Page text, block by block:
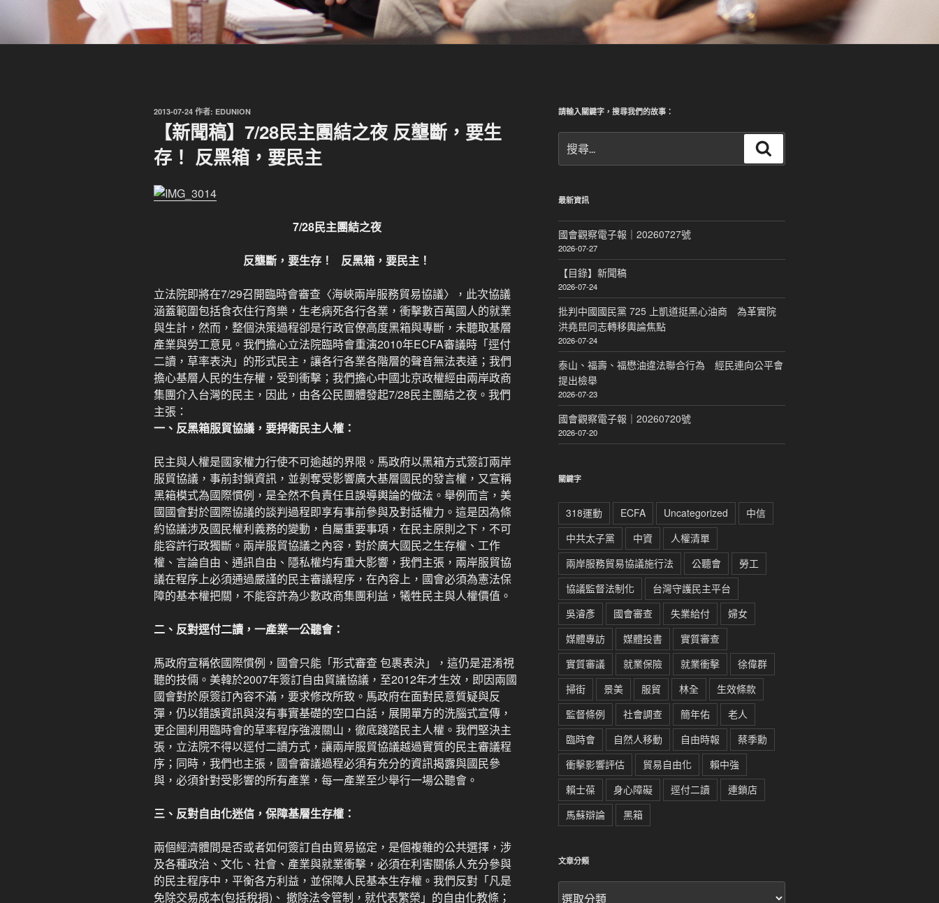
發
2013-07-24 作者: EDUNION
【新聞稿】7/28民主團結之夜 反壟斷，要生
存！ 反黑箱，要民主
7/28民主團結之夜
反壟斷，要生存！ 反黑箱，要民主！
立法院即將在7/29召開臨時會審查〈海峽兩岸服務貿易協議〉，此次協議
涵蓋範圍包括食衣住行育樂，生老病死各行各業，衝擊數百萬國人的就業
與生計，然而，整個決策過程卻是行政官僚高度黑箱與專斷，未聽取基層
產業與勞工意見。我們擔心立法院臨時會重演2010年ECFA審議時「逕付
二讀，草率表決」的形式民主，讓各行各業各階層的聲音無法表達；我們
擔心基層人民的生存權，受到衝擊；我們擔心中國北京政權經由兩岸政商
集團介入台灣的民主，因此，由各公民團體發起7/28民主團結之夜。我們
主張：
一、反黑箱服貿協議，要捍衛民主人權：
民主與人權是國家權力行使不可逾越的界限。馬政府以黑箱方式簽訂兩岸
服貿協議，事前封鎖資訊，並剝奪受影響廣大基層國民的發言權，又宣稱
黑箱模式為國際慣例，是全然不負責任且誤導輿論的做法。舉例而言，美
國國會對於國際協議的談判過程即享有事前參與及對話權力。這是因為條
約協議涉及國民權利義務的變動，自屬重要事項，在民主原則之下，不可
能容許行政獨斷。兩岸服貿協議之內容，對於廣大國民之生存權、工作
權、言論自由、通訊自由、隱私權均有重大影響，我們主張，兩岸服貿協
議在程序上必須通過嚴謹的民主審議程序，在內容上，國會必須為憲法保
障的基本權把關，不能容許為少數政商集團利益，犧牲民主與人權價值。
二、反對逕付二讀，一產業一公聽會：
馬政府宣稱依國際慣例，國會只能「形式審查 包裹表決」，這仍是混淆視
聽的技倆。美韓於2007年簽訂自由貿議協議，至2012年才生效，即因兩國
國會對於原簽訂內容不滿，要求修改所致。馬政府在面對民意質疑與反
彈，仍以錯誤資訊與沒有事實基礎的空口白話，展開單方的洗腦式宣傳，
更企圖利用臨時會的草率程序強渡關山，徹底踐踏民主人權。我們堅決主
張，立法院不得以逕付二讀方式，讓兩岸服貿協議越過實質的民主審議程
序；同時，我們也主張，國會審議過程必須有充分的資訊揭露與國民參
與，必須針對受影響的所有產業，每一產業至少舉行一場公聽會。
三、反對自由化迷信，保障基層生存權：
兩個經濟體間是否或者如何簽訂自由貿易協定，是個複雜的公共選擇，涉
及各種政治、文化、社會、產業與就業衝擊，必須在利害關係人充分參與
的民主程序中，平衡各方利益，並保障人民基本生存權。我們反對「凡是
免除交易成本(包括稅捐)、 撤除法令管制，就代表繁榮」的自由化教條；
請輸入關鍵字，搜尋我們的故事：
尋
關
字:
尋
最新資訊
國會觀察電子報｜20260727號
2026-07-27
【目錄】新聞稿
2026-07-24
批判中國國民黨 725 上凱道挺黑心油商 為革實院
洪堯昆同志轉移輿論焦點
2026-07-24
泰山、福壽、福懋油違法聯合行為 經民連向公平會
提出檢舉
2026-07-23
國會觀察電子報｜20260720號
2026-07-20
關鍵字
318運動 ECFA Uncategorized
中信
中共太子黨
中資
人權清單
兩岸服務貿易協議施行法
公聽會
勞工
協議監督法制化
台灣守護民主平台
吳濬彥
國會審查 失業給付
婦女
媒體專訪
媒體投書
實質審查
實質審議
就業保險 就業衝擊
徐偉群
掃街
景美 服貿 林全
生效條款
監督條例
社會調查 簡年佑
老人
臨時會
自然人移動 自由時報
蔡季勳
衝擊影響評估
貿易自由化
賴中強
賴士葆
身心障礙 逕付二讀
連鎖店
馬蘇辯論
黑箱
文章分類